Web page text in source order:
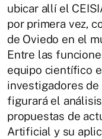
ubicar allí el
por primera vez,
de Oviedo en el
Entre las
equipo científico
investigadores de
figurará el
propuestas de
Artificial y su